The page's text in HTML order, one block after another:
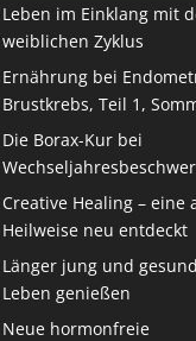
Leben im Einklang mit
weiblichen Zyklus
Ernährung bei
Brustkrebs, Teil 1,
Die Borax-Kur bei
Creative Healing – eine
Heilweise neu entdeckt
Länger jung und
Leben genießen
Neue hormonfreie